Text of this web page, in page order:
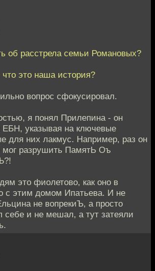
об расстрела семьи Романовых?
это наша история?
вопрос сфокусировал.
я понял Прилепина - он
ЕБН, указывая на ключевые
для них лакмус. Например, раз он
мог разрушить ПамятЬ Оъ
это фиолетово, как оно в
с этим домом Ипатьева. И не
не вопрекиЪ, а просто
себе и не мешал, а тут затеяли